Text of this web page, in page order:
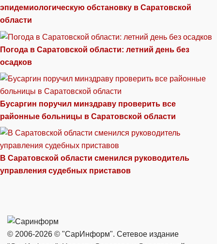
эпидемиологическую обстановку в Саратовской
области
Погода в Саратовской области: летний день без
осадков
Бусаргин поручил минздраву проверить все
районные больницы в Саратовской области
В Саратовской области сменился руководитель
управления судебных приставов
© 2006-2026 © "СарИнформ". Сетевое издание